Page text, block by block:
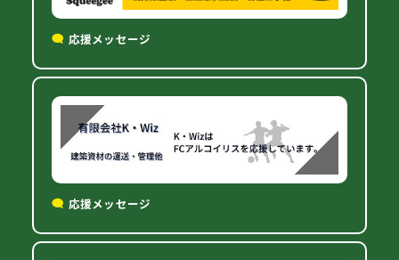
応援メッセージ
応援メッセージ